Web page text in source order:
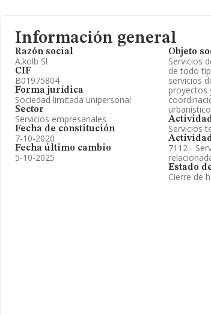
Información general
Razón social
A.kolb Sl
CIF
B01975804
Forma jurídica
Sociedad limitada unipersonal
Sector
Servicios empresariales
Fecha de constitución
7-10-2020
Fecha último cambio
5-10-2025
Objeto
Servicios
de todo
servicios
proyectos
Servicios
7112 -
Estado
Cierre de